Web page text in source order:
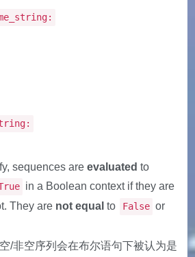
sequences areevaluated to
in a Boolean context if they are
They are not equal to False or
/非空序列会在布尔语句下被认为是